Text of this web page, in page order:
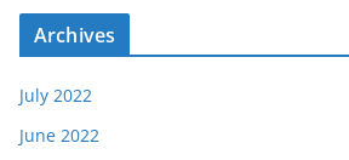
Archives
July 2022
June 2022